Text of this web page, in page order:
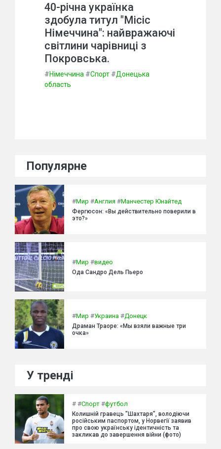
40-річна українка
здобула титул "Місіс
Німеччина": найвражаючі
світлини чарівниці з
Покровська.
#Німеччина #Спорт #Донецька
область
Популярне
#Мир #Англия #Манчестер Юнайтед
Фергюсон: «Вы действительно поверили в
это?»
#Мир #видео
Ода Сандро Дель Пьеро
#Мир #Украина #Донецк
Драман Траоре: «Мы взяли важные три
очка»
У тренді
# #Спорт #футбол
Колишній гравець "Шахтаря", володіючи
російським паспортом, у Норвегії заявив
про свою українську ідентичність та
закликав до завершення війни (фото)